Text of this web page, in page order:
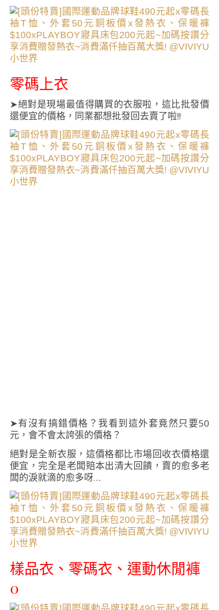
零碼上衣
➤絕對是現場最值得購買的衣服啦，這比批發價
還便宜的價格，同業都想批發回去賣了啦!!
➤有沒有搞錯價格？我看到這外套竟然只要50
元，會不會太誇張的價格？
絕對是全新衣服，這價格都比市場回收衣價格還
便宜，完全是老闆賠本出清大回饋，賣的愈多老
闆的淚就滴的愈多呀…
樣品衣、零碼衣、運動休閒褲
0